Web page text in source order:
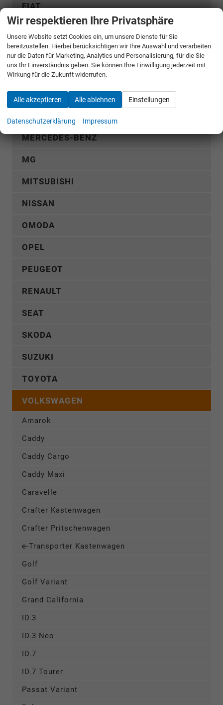
FIAT
FORD
GWM
HYUNDAI
KGM
KIA
MERCEDES-BENZ
MG
MITSUBISHI
NISSAN
OMODA
OPEL
PEUGEOT
RENAULT
SEAT
SKODA
SUZUKI
TOYOTA
VOLKSWAGEN
Amarok
Caddy
Caddy Cargo
Caddy Maxi
Caravelle
Crafter Kastenwagen
Crafter Pritschenwagen
e-Transporter Kastenwagen
Golf
Golf Variant
Grand California
ID.3
ID.3 Neo
ID.7
ID.7 Tourer
Passat Variant
Wir respektieren Ihre Privatsphäre
Unsere Website setzt Cookies ein, um unsere Dienste für Sie
bereitzustellen. Hierbei berücksichtigen wir Ihre Auswahl und verarbeiten
nur die Daten für Marketing, Analytics und Personalisierung, für die Sie
uns Ihr Einverständnis geben. Sie können Ihre Einwilligung jederzeit mit
Wirkung für die Zukunft widerrufen.
Alle akzeptieren Alle ablehnen Einstellungen
Datenschutzerklärung Impressum